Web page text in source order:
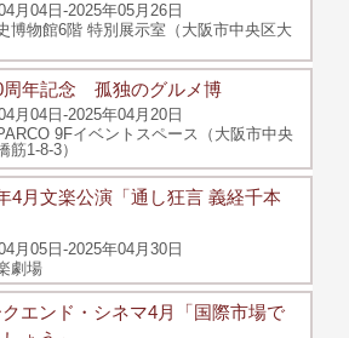
月04日-2025年05月26日
博物館6階 特別展示室（大阪市中央区大
周年記念 孤独のグルメ博
月04日-2025年04月20日
9Fイベントスペース（大阪市中央
筋1-8-3）
4月文楽公演「通し狂言 義経千本
月05日-2025年04月30日
劇場
エンド・シネマ4月「国際市場で